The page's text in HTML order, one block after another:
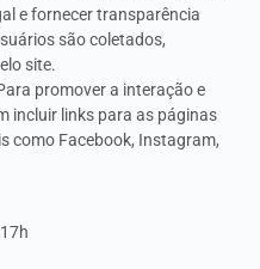
e fornecer transparência
são coletados,
site.
promover a interação e
incluir links para as páginas
como Facebook, Instagram,